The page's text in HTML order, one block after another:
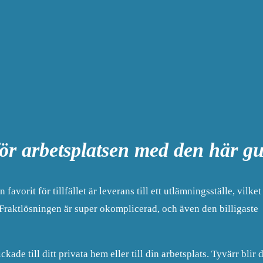
arbetsplatsen med den här
favorit för tillfället är leverans till ett utlämningsställe, vilket
är super okomplicerad, och även den billigaste
till ditt privata hem eller till din arbetsplats. Tyvärr blir